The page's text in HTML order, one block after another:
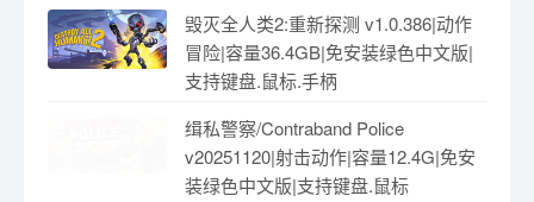
毁灭全人类2:重新探测 v1.0.386|动作
冒险|容量36.4GB|免安装绿色中文版|
支持键盘.鼠标.手柄
缉私警察/Contraband Police
v20251120|射击动作|容量12.4G|免安
装绿色中文版|支持键盘.鼠标